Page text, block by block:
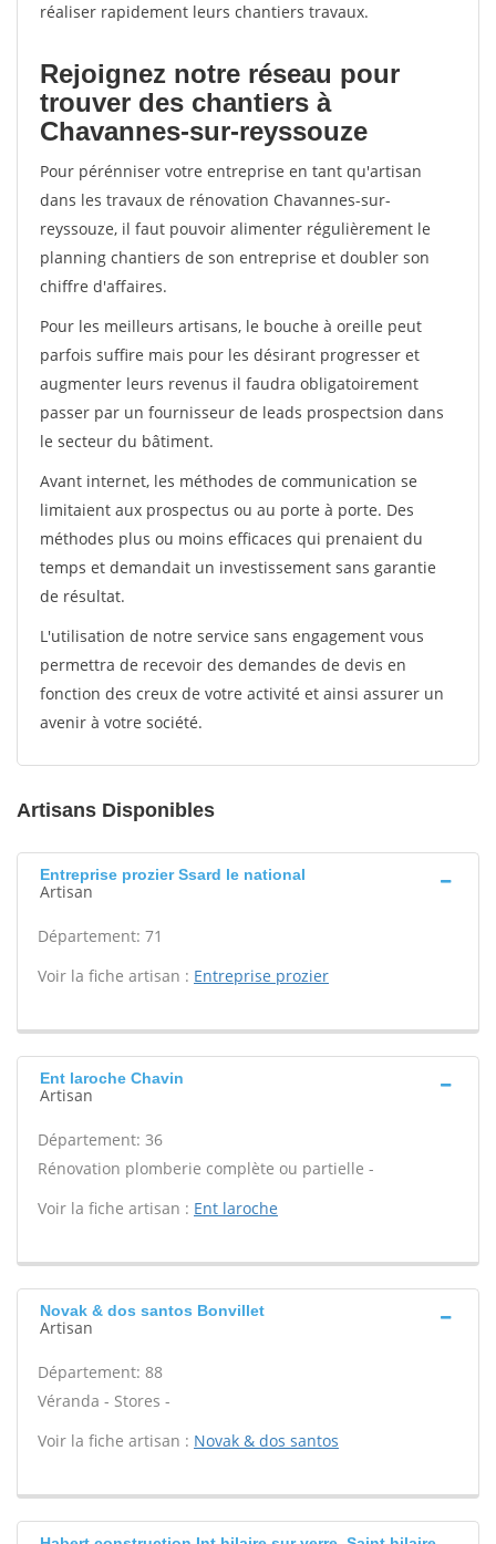
réaliser rapidement leurs chantiers travaux.
Rejoignez notre réseau pour
trouver des chantiers à
Chavannes-sur-reyssouze
Pour pérénniser votre entreprise en tant qu'artisan
dans les travaux de rénovation Chavannes-sur-
reyssouze, il faut pouvoir alimenter régulièrement le
planning chantiers de son entreprise et doubler son
chiffre d'affaires.
Pour les meilleurs artisans, le bouche à oreille peut
parfois suffire mais pour les désirant progresser et
augmenter leurs revenus il faudra obligatoirement
passer par un fournisseur de leads prospectsion dans
le secteur du bâtiment.
Avant internet, les méthodes de communication se
limitaient aux prospectus ou au porte à porte. Des
méthodes plus ou moins efficaces qui prenaient du
temps et demandait un investissement sans garantie
de résultat.
L'utilisation de notre service sans engagement vous
permettra de recevoir des demandes de devis en
fonction des creux de votre activité et ainsi assurer un
avenir à votre société.
Artisans Disponibles
Entreprise prozier Ssard le national
Artisan
Département: 71
Voir la fiche artisan : Entreprise prozier
Ent laroche Chavin
Artisan
Département: 36
Rénovation plomberie complète ou partielle -
Voir la fiche artisan : Ent laroche
Novak & dos santos Bonvillet
Artisan
Département: 88
Véranda - Stores -
Voir la fiche artisan : Novak & dos santos